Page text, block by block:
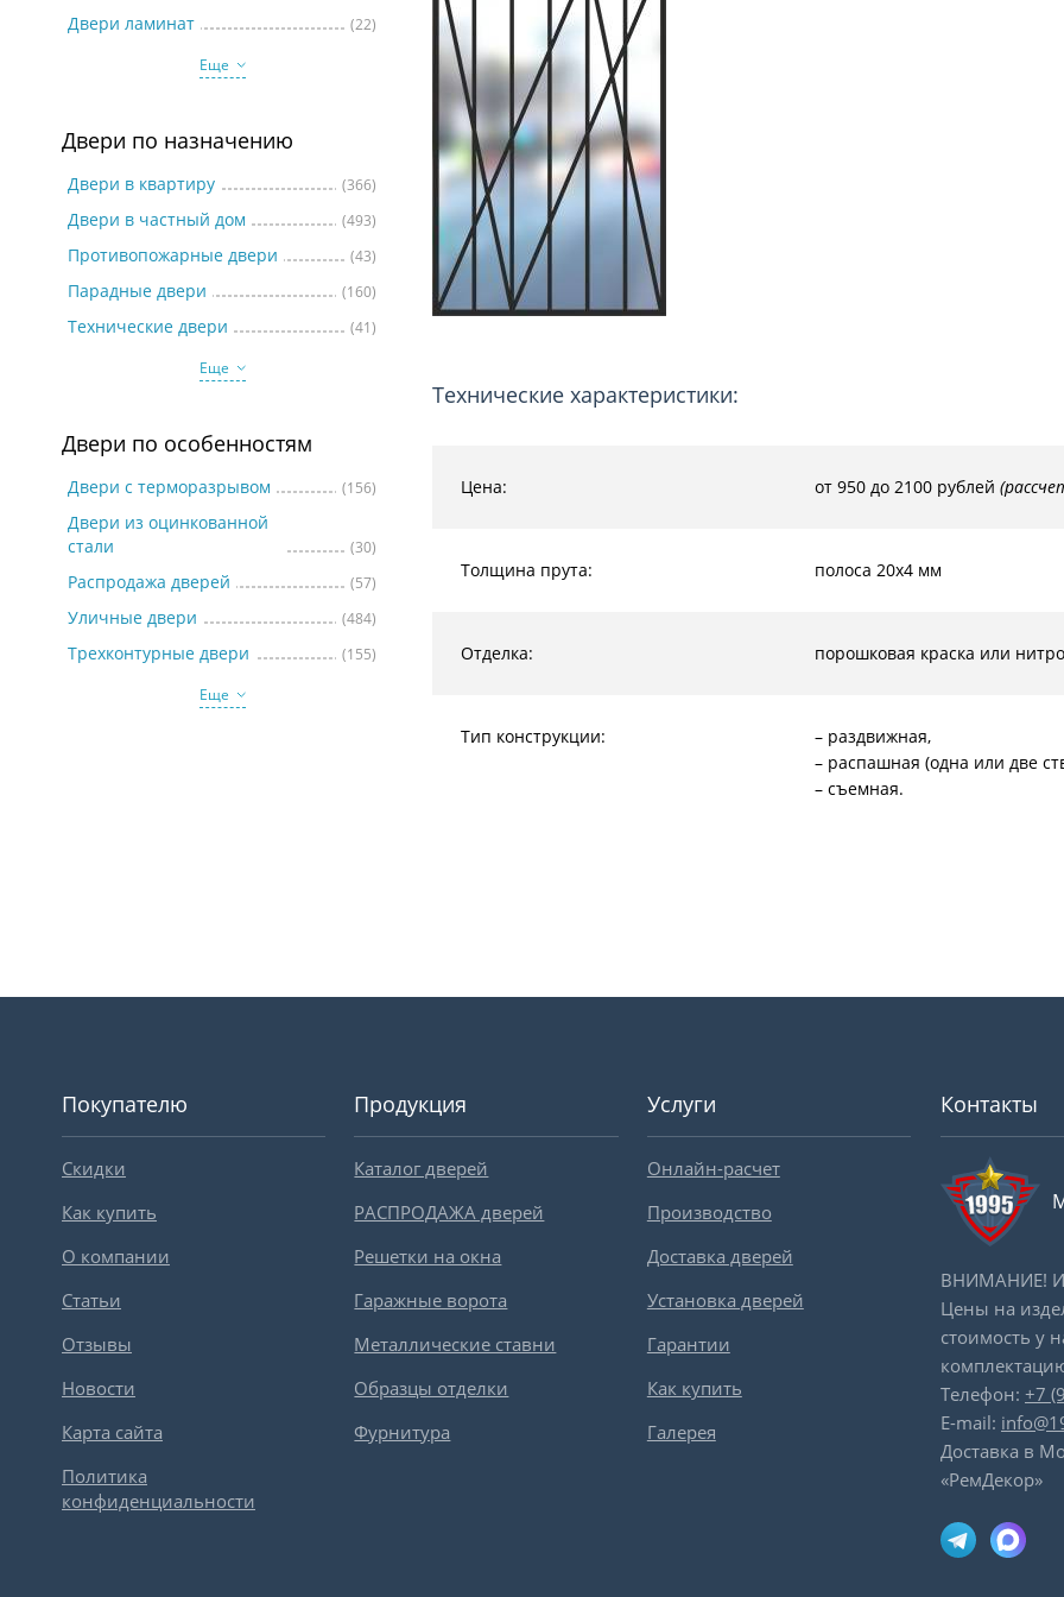
Двери с винилискожей
Двери ламинат
(22)
Еще
Двери по назначению
Двери в квартиру (366)
Двери в частный дом (493)
Противопожарные двери (43)
Парадные двери (160)
Технические двери
(41)
Еще
Двери по особенностям
Двери с терморазрывом (156)
Двери из оцинкованной
стали
(30)
Распродажа дверей (57)
Уличные двери (484)
Трехконтурные двери
(155)
Еще
Технические характеристики:
Цена: от 950 до 2100 рублей
Толщина прута: полоса 20х4 мм
Отделка: порошковая краска или
Тип конструкции:
– раздвижная,
– распашная (одна или две
– съемная.
Покупателю
Скидки
Как купить
О компании
Статьи
Отзывы
Новости
Карта сайта
Политика
конфиденциальности
Продукция
Каталог дверей
РАСПРОДАЖА дверей
Решетки на окна
Гаражные ворота
Металлические ставни
Образцы отделки
Фурнитура
Услуги
Онлайн-расчет
Производство
Доставка дверей
Установка дверей
Гарантии
Как купить
Галерея
Контакты
ВНИМАНИЕ!
Цены на
стоимость у
Телефон: +7
E-mail:
Доставка в
«РемДекор»